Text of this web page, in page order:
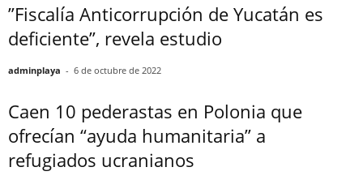
”Fiscalía Anticorrupción de Yucatán es
deficiente”, revela estudio
adminplaya - 6 de octubre de 2022
Caen 10 pederastas en Polonia que
ofrecían “ayuda humanitaria” a
refugiados ucranianos